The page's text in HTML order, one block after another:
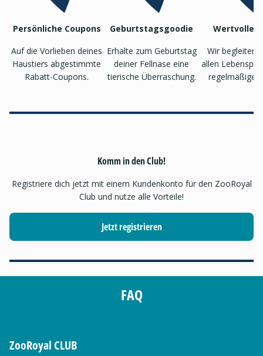
Persönliche Coupons
Auf die Vorlieben deines
Haustiers abgestimmte
Rabatt-Coupons.
Geburtstagsgoodie
Erhalte zum Geburtstag
deiner Fellnase eine
tierische Überraschung.
Wertvolle
Wir begleiten
allen
regelmäßigen
Komm in den Club!
Registriere dich jetzt mit einem Kundenkonto für den ZooRoyal
Club und nutze alle Vorteile!
Jetzt registrieren
FAQ
ZooRoyal CLUB